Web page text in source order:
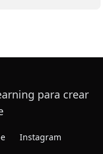
Instagram